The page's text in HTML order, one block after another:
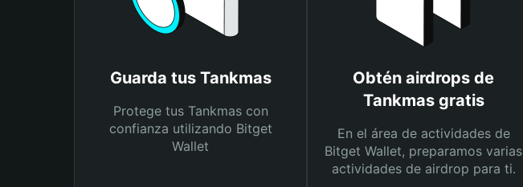
Guarda tus Tankmas
Protege tus Tankmas con
confianza utilizando Bitget
Wallet
Obtén airdrops de
Tankmas gratis
En el área de actividades de
Bitget Wallet, preparamos varias
actividades de airdrop para ti.